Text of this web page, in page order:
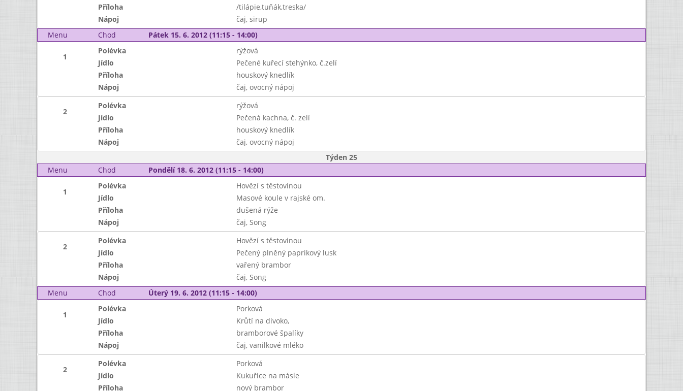
Příloha
/tilápie,tuňák,treska/
Nápoj
čaj, sirup
Menu
Chod Pátek 15. 6. 2012 (11:15 - 14:00)
1
Polévka
rýžová
Jídlo
Pečené kuřecí stehýnko, č.zelí
Příloha
houskový knedlík
Nápoj
čaj, ovocný nápoj
2
Polévka
rýžová
Jídlo
Pečená kachna, č. zelí
Příloha
houskový knedlík
Nápoj
čaj, ovocný nápoj
Týden 25
Menu
Chod Pondělí 18. 6. 2012 (11:15 - 14:00)
1
Polévka
Hovězí s těstovinou
Jídlo
Masové koule v rajské om.
Příloha
dušená rýže
Nápoj
čaj, Song
2
Polévka
Hovězí s těstovinou
Jídlo
Pečený plněný paprikový lusk
Příloha
vařený brambor
Nápoj
čaj, Song
Menu
Chod Úterý 19. 6. 2012 (11:15 - 14:00)
1
Polévka
Porková
Jídlo
Krůtí na divoko,
Příloha
bramborové špalíky
Nápoj
čaj, vanilkové mléko
2
Polévka
Porková
Jídlo
Kukuřice na másle
Příloha
nový brambor